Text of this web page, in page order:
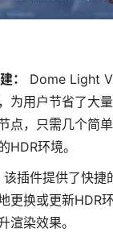
：
Dome Light
为用户节省了大
点，只需几个简
HDR环境。
该插件提供了快捷
更换或更新HDR
渲染效果。